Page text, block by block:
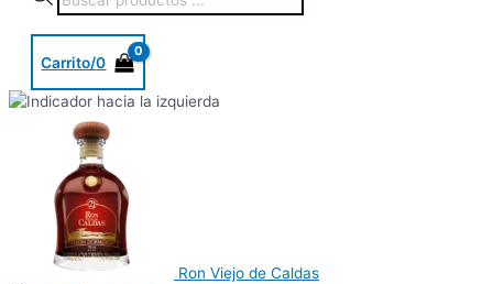
Carrito/0
Ron Viejo de Caldas